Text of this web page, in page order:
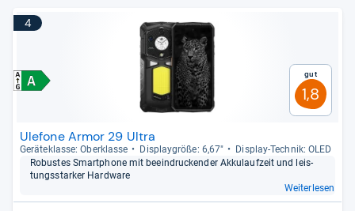
4
Gut
1,8
Ulefone Armor 29 Ultra
Gerä­te­klasse: Ober­klasse Dis­play­größe: 6,67"
Dis­play-​Tech­nik: OLED
Robus­tes Smart­phone mit beein­dru­cken­der Akku­lauf­zeit und leis­
tungs­star­ker Hard­ware
Weiterlesen